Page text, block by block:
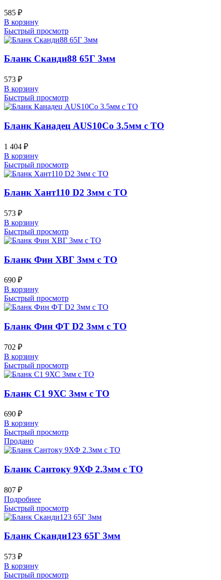
585 ₽
В корзину
Быстрый просмотр
Бланк Сканди88 65Г 3мм
573 ₽
В корзину
Быстрый просмотр
Бланк Канадец AUS10Co 3.5мм с ТО
1 404 ₽
В корзину
Быстрый просмотр
Бланк Хант110 D2 3мм с ТО
573 ₽
В корзину
Быстрый просмотр
Бланк Фин ХВГ 3мм с ТО
690 ₽
В корзину
Быстрый просмотр
Бланк Фин ФТ D2 3мм с ТО
702 ₽
В корзину
Быстрый просмотр
Бланк С1 9ХС 3мм с ТО
690 ₽
В корзину
Быстрый просмотр
Продано
Бланк Сантоку 9ХФ 2.3мм с ТО
807 ₽
Подробнее
Быстрый просмотр
Бланк Сканди123 65Г 3мм
573 ₽
В корзину
Быстрый просмотр